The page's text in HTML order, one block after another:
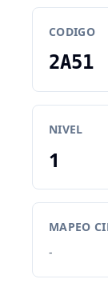
CODIGO
2A51
NIVEL
1
MAPEO
-